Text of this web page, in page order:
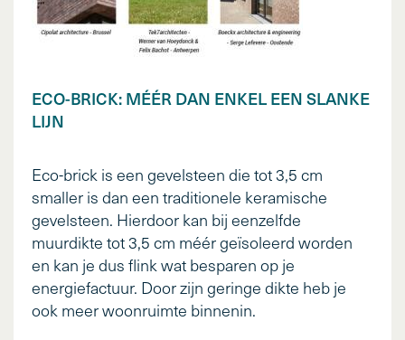
ECO-BRICK: MÉÉR DAN ENKEL EEN SLANKE
LIJN
Eco-brick is een gevelsteen die tot 3,5 cm
smaller is dan een traditionele keramische
gevelsteen. Hierdoor kan bij eenzelfde
muurdikte tot 3,5 cm méér geïsoleerd worden
en kan je dus flink wat besparen op je
energiefactuur. Door zijn geringe dikte heb je
ook meer woonruimte binnenin.